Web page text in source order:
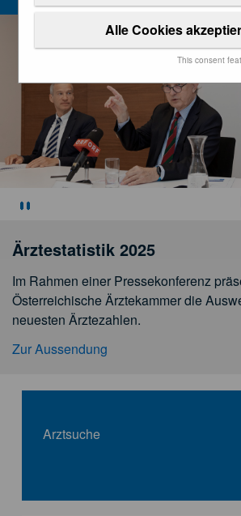
Alle Cookies
This consent
Stoppen
Ärztestatistik 2025
Im Rahmen einer Pressekonferenz
Österreichische Ärztekammer die
neuesten Ärztezahlen.
Zur Aussendung
Arztsuche